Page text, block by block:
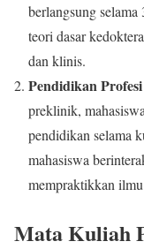
berlangsung
teori dasar
dan klinis.
Pendidikan
preklinik,
pendidikan selama
mahasiswa
mempraktikkan
Mata Kuliah